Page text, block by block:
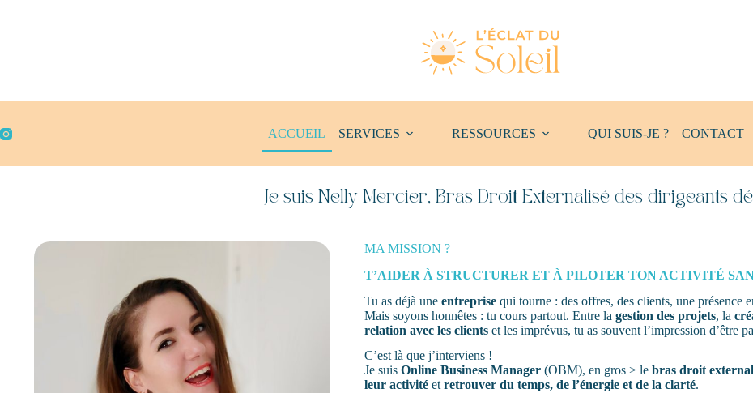
ACCUEIL SERVICES RESSOURCES QUI SUIS-JE ? CONTACT
Je suis Nelly Mercier, Bras Droit Externalisé des dirigeants
MA MISSION ?
T’AIDER À STRUCTURER ET À PILOTER TON ACTIVITÉ
Tu as déjà une entreprise qui tourne : des offres, des clients, une présence
Mais soyons honnêtes : tu cours partout. Entre la gestion des projets, la
relation avec les clients et les imprévus, tu as souvent l’impression d’être
C’est là que j’interviens !
Je suis Online Business Manager (OBM), en gros > le bras droit
leur activité et retrouver du temps, de l’énergie et de la clarté.